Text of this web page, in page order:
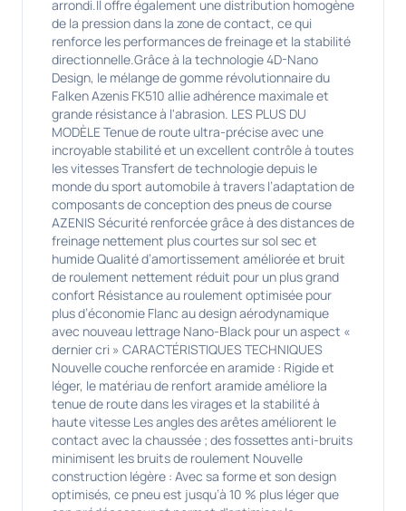
arrondi.Il offre également une distribution homogène
de la pression dans la zone de contact, ce qui
renforce les performances de freinage et la stabilité
directionnelle.Grâce à la technologie 4D-Nano
Design, le mélange de gomme révolutionnaire du
Falken Azenis FK510 allie adhérence maximale et
grande résistance à l'abrasion. LES PLUS DU
MODÈLE Tenue de route ultra-précise avec une
incroyable stabilité et un excellent contrôle à toutes
les vitesses Transfert de technologie depuis le
monde du sport automobile à travers l’adaptation de
composants de conception des pneus de course
AZENIS Sécurité renforcée grâce à des distances de
freinage nettement plus courtes sur sol sec et
humide Qualité d’amortissement améliorée et bruit
de roulement nettement réduit pour un plus grand
confort Résistance au roulement optimisée pour
plus d’économie Flanc au design aérodynamique
avec nouveau lettrage Nano-Black pour un aspect «
dernier cri » CARACTÉRISTIQUES TECHNIQUES
Nouvelle couche renforcée en aramide : Rigide et
léger, le matériau de renfort aramide améliore la
tenue de route dans les virages et la stabilité à
haute vitesse Les angles des arêtes améliorent le
contact avec la chaussée ; des fossettes anti-bruits
minimisent les bruits de roulement Nouvelle
construction légère : Avec sa forme et son design
optimisés, ce pneu est jusqu’à 10 % plus léger que